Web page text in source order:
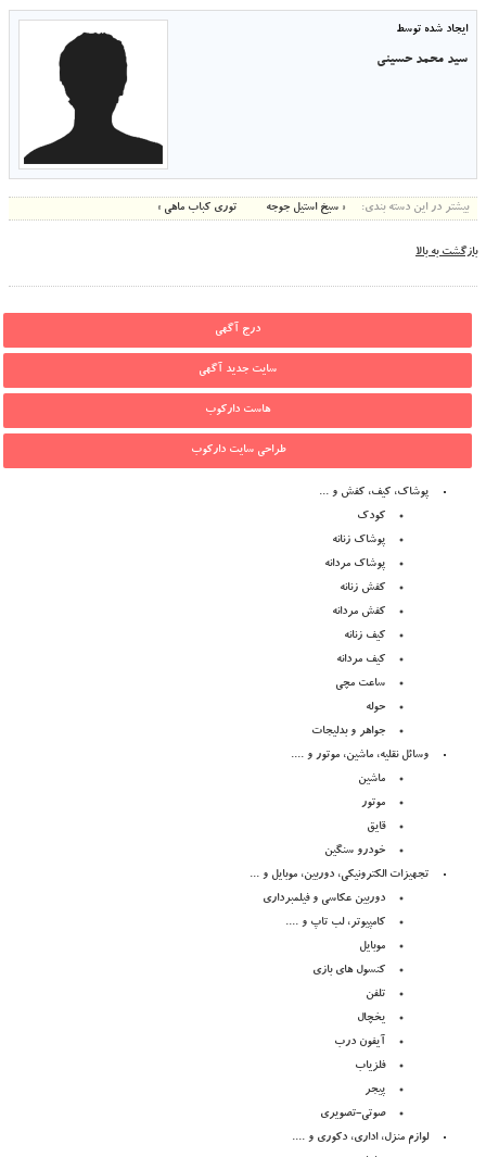
ایجاد شده توسط
سید محمد حسینی
بیشتر در این دسته بندی: « سیخ استیل جوجه توری کباب ماهی »
بازگشت به بالا
درج آگهی
سایت جدید آگهی
هاست دارکوب
طراحی سایت دارکوب
پوشاک، کیف، کفش و ...
کودک
پوشاک زنانه
پوشاک مردانه
کفش زنانه
کفش مردانه
کیف زنانه
کیف مردانه
ساعت مچی
حوله
جواهر و بدلیجات
وسائل نقلیه، ماشین، موتور و ....
ماشین
موتور
قایق
خودرو سنگین
تجهیزات الکترونیکی، دوربین، موبایل و ...
دوربین عکاسی و فیلمبرداری
کامپیوتر، لب تاپ و ....
موبایل
کنسول های بازی
تلفن
یخچال
آیفون درب
فلزیاب
پیجر
صوتی-تصویری
لوازم منزل، اداری، دکوری و ....